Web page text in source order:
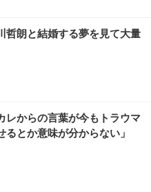
哲朗と結婚する夢を見て大量
レからの言葉が今もトラウマ
るとか意味が分からない」